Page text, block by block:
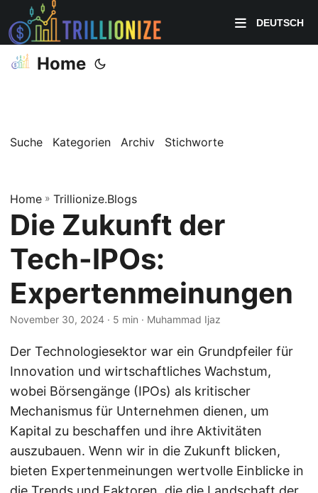
DEUTSCH
Home
Suche Kategorien Archiv Stichworte
Home » Trillionize.Blogs
Die Zukunft der
Tech-IPOs:
Expertenmeinungen
November 30, 2024 · 5 min · Muhammad Ijaz
Der Technologiesektor war ein Grundpfeiler für
Innovation und wirtschaftliches Wachstum,
wobei Börsengänge (IPOs) als kritischer
Mechanismus für Unternehmen dienen, um
Kapital zu beschaffen und ihre Aktivitäten
auszubauen. Wenn wir in die Zukunft blicken,
bieten Expertenmeinungen wertvolle Einblicke in